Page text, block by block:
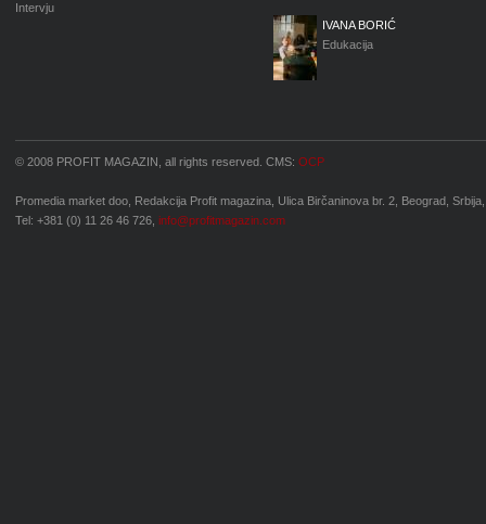
Intervju
IVANA BORIĆ
Edukacija
© 2008 PROFIT MAGAZIN, all rights reserved. CMS: OCP
Promedia market doo, Redakcija Profit magazina, Ulica Birčaninova br. 2, Beograd, Srbija,
Tel: +381 (0) 11 26 46 726, info@profitmagazin.com